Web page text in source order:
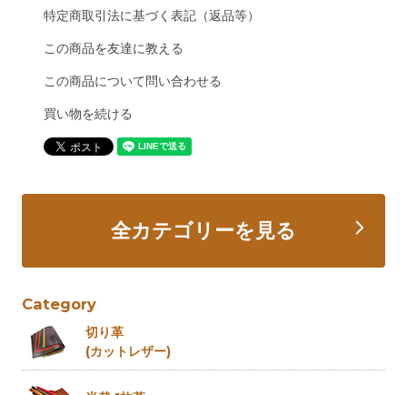
特定商取引法に基づく表記（返品等）
この商品を友達に教える
この商品について問い合わせる
買い物を続ける
全カテゴリーを見る
Category
切り革
(カットレザー)